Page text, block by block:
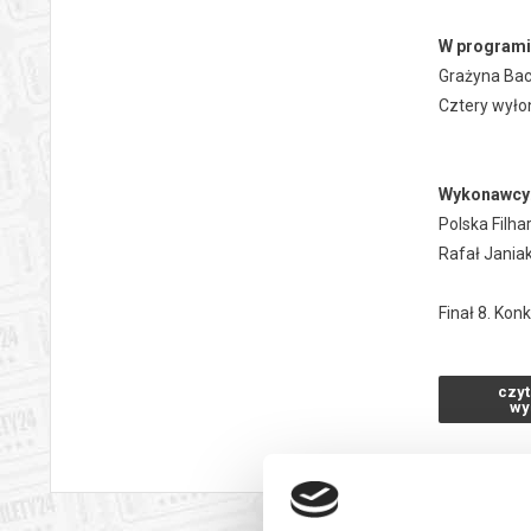
W
Grażyna
Cztery
Polska
Rafał
Finał 8.
zostaną